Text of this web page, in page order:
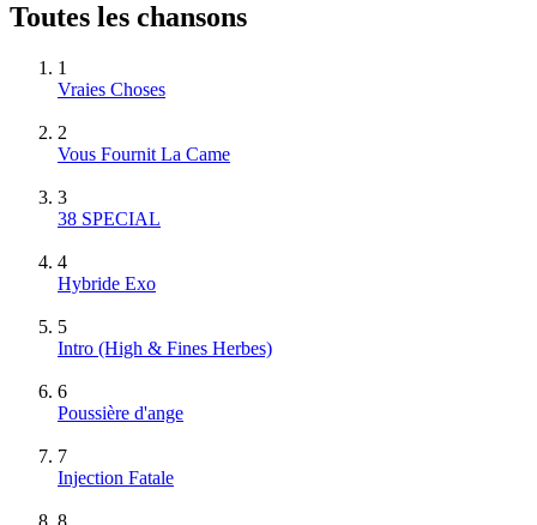
Toutes les chansons
1
Vraies Choses
2
Vous Fournit La Came
3
38 SPECIAL
4
Hybride Exo
5
Intro (High & Fines Herbes)
6
Poussière d'ange
7
Injection Fatale
8